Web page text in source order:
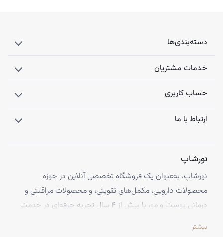
دسته‌بندی‌ها
خدمات مشتریان
حساب کاربری
ارتباط با ما
نورشاپ
نورشاپ، به‌عنوان یک فروشگاه تخصصی آنلاین در حوزه
محصولات دارویی، مکمل‌های تقویتی، و محصولات مراقبتی و
درمانی پوست و مو، با بیش از ۴ سال تجربه حرفه‌ای در خدمت
برندهای اروپایی تهیه کرده و اصالت کالاها را با ضمانت کامل
بیشتر